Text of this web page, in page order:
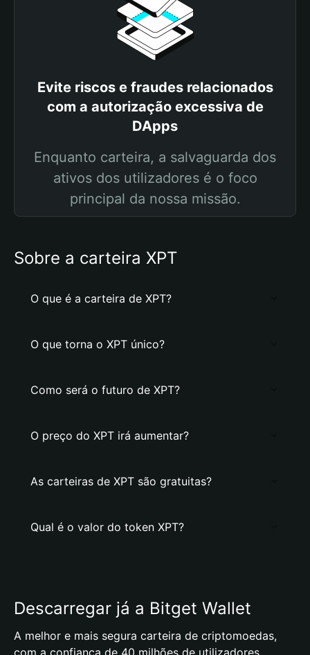
Evite riscos e fraudes relacionados
com a autorização excessiva de
DApps
Enquanto carteira, a salvaguarda dos
ativos dos utilizadores é o foco
principal da nossa missão.
Sobre a carteira XPT
O que é a carteira de XPT?
O que torna o XPT único?
Como será o futuro de XPT?
O preço do XPT irá aumentar?
As carteiras de XPT são gratuitas?
Qual é o valor do token XPT?
Descarregar já a Bitget Wallet
A melhor e mais segura carteira de criptomoedas,
com a confiança de 40 milhões de utilizadores